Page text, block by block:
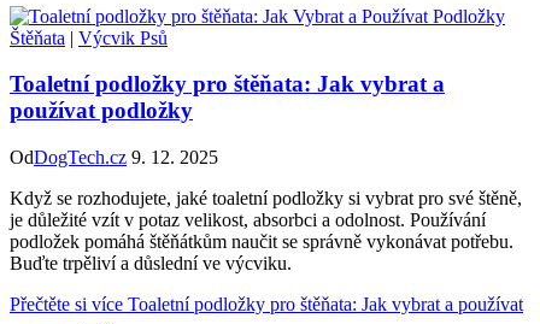
Štěňata | Výcvik Psů
Toaletní podložky pro štěňata: Jak vybrat a
používat podložky
OdDogTech.cz 9. 12. 2025
Když se rozhodujete, jaké toaletní podložky si vybrat pro své štěně,
je důležité vzít v potaz velikost, absorbci a odolnost. Používání
podložek pomáhá štěňátkům naučit se správně vykonávat potřebu.
Buďte trpěliví a důslední ve výcviku.
Přečtěte si více Toaletní podložky pro štěňata: Jak vybrat a používat